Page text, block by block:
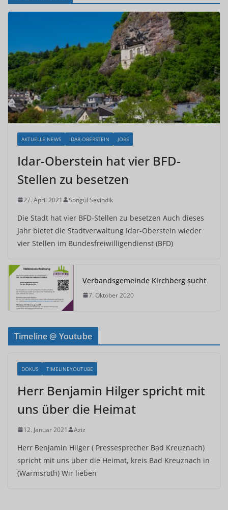
AKTUELLE NEWS IDAR-OBERSTEIN JOBS
Idar-Oberstein hat vier BFD-
Stellen zu besetzen
27. April 2021 Songül Sevindik
Die Stadt hat vier BFD-Stellen zu besetzen Auch dieses
Jahr bietet die Stadtverwaltung Idar-Oberstein wieder
vier Stellen im Bundesfreiwilligendienst (BFD)
Verbandsgemeinde Kirchberg sucht
7. Oktober 2020
Timeline @ Youtube
DOKUS TIMELINEYOUTUBE
Herr Benjamin Hilger spricht mit
uns über die Heimat
12. Januar 2021 Aziz
Herr Benjamin Hilger ( Pressesprecher Bad Kreuznach)
spricht mit uns über die Heimat, kreis Bad Kreuznach in
(Warmsroth) Wir lieben